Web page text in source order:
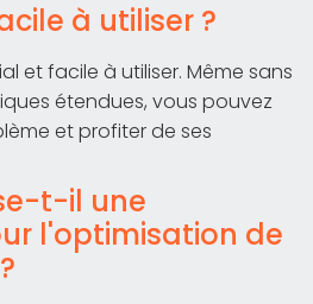
à utiliser ?
et facile à utiliser. Même sans
étendues, vous pouvez
et profiter de ses
t-il une
l'optimisation de